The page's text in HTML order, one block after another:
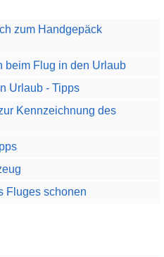
zum Handgepäck
beim Flug in den Urlaub
Urlaub - Tipps
Kennzeichnung des
Fluges schonen